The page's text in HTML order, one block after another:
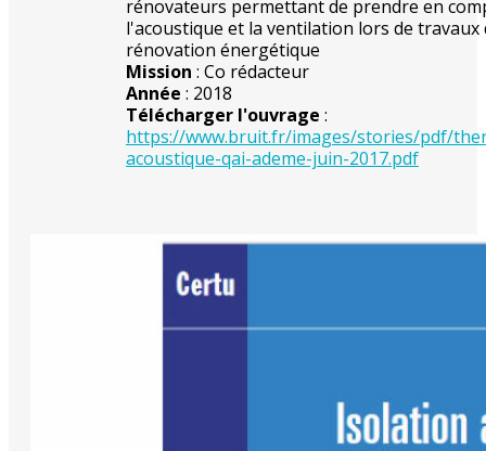
rénovateurs permettant de prendre en
l'acoustique et la ventilation lors de travaux
rénovation énergétique
Mission : Co rédacteur
Année : 2018
Télécharger l'ouvrage :
https://www.bruit.fr/images/stories/pdf/
acoustique-qai-ademe-juin-2017.pdf